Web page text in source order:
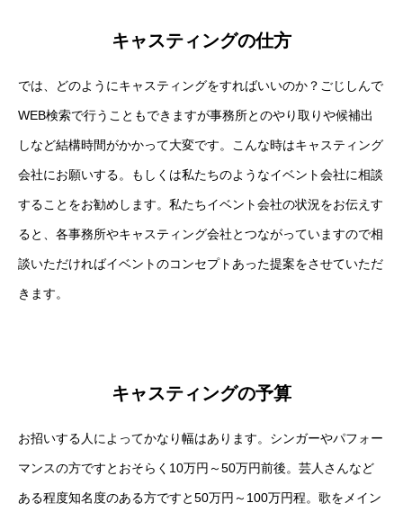
キャスティングの仕方
では、どのようにキャスティングをすればいいのか？ごじしんで
WEB検索で行うこともできますが事務所とのやり取りや候補出
しなど結構時間がかかって大変です。こんな時はキャスティング
会社にお願いする。もしくは私たちのようなイベント会社に相談
することをお勧めします。私たちイベント会社の状況をお伝えす
ると、各事務所やキャスティング会社とつながっていますので相
談いただければイベントのコンセプトあった提案をさせていただ
きます。
キャスティングの予算
お招いする人によってかなり幅はあります。シンガーやパフォー
マンスの方ですとおそらく10万円～50万円前後。芸人さんなど
ある程度知名度のある方ですと50万円～100万円程。歌をメイン